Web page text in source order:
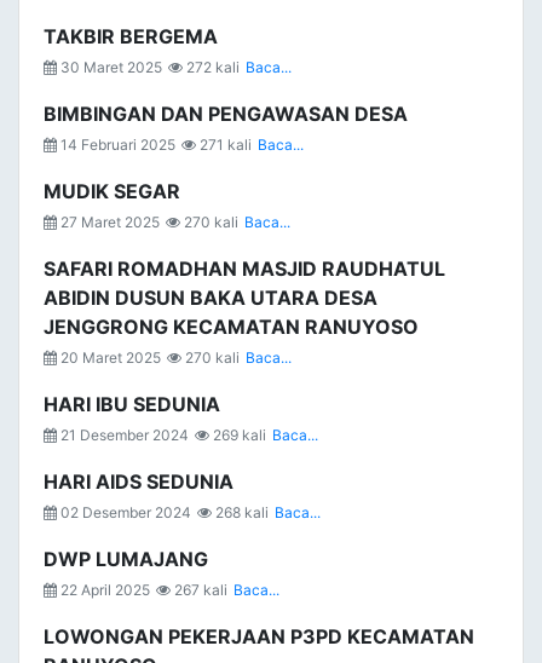
TAKBIR BERGEMA
30 Maret 2025 272 kali Baca...
BIMBINGAN DAN PENGAWASAN DESA
14 Februari 2025 271 kali Baca...
MUDIK SEGAR
27 Maret 2025 270 kali Baca...
SAFARI ROMADHAN MASJID RAUDHATUL
ABIDIN DUSUN BAKA UTARA DESA
JENGGRONG KECAMATAN RANUYOSO
20 Maret 2025 270 kali Baca...
HARI IBU SEDUNIA
21 Desember 2024 269 kali Baca...
HARI AIDS SEDUNIA
02 Desember 2024 268 kali Baca...
DWP LUMAJANG
22 April 2025 267 kali Baca...
LOWONGAN PEKERJAAN P3PD KECAMATAN